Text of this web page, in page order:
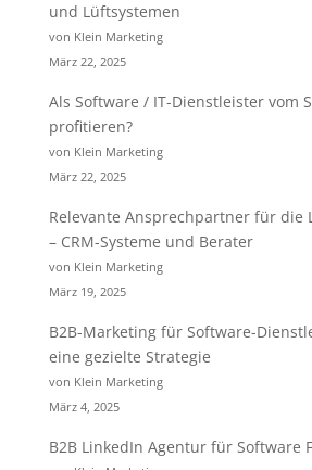
und Lüftsystemen
von Klein Marketing
März 22, 2025
Als Software / IT-Dienstleister vom
profitieren?
von Klein Marketing
März 22, 2025
Relevante Ansprechpartner für die
– CRM-Systeme und Berater
von Klein Marketing
März 19, 2025
B2B-Marketing für Software-
eine gezielte Strategie
von Klein Marketing
März 4, 2025
B2B LinkedIn Agentur für Software